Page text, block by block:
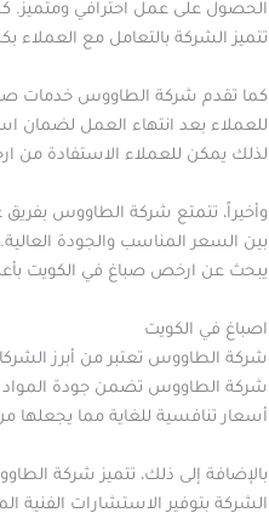
الحصول على عمل احترافي ومتميز.
تتميز الشركة بالتعامل مع
كما تقدم شركة الطاووس خدمات
للعملاء بعد انتهاء العمل لضمان
لذلك يمكن للعملاء الاستفادة
وأخيراً، تتمتع شركة الطاووس
بين السعر المناسب والجودة
يبحث عن ارخص صباغ في الكويت
اصباغ في الكويت
شركة الطاووس تعتبر من أبرز
شركة الطاووس تضمن جودة المواد
أسعار تنافسية للغاية مما يجعلها
بالإضافة إلى ذلك، تتميز شركة
الشركة بتوفير الاستشارات الفنية